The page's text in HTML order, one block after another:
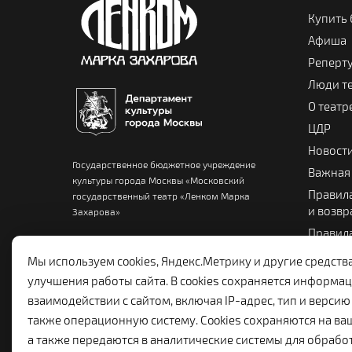
Государственное бюджетное учреждение
культуры города Москвы «Московский
государственный театр «Ленком Марка
Захарова»
Купить
Афиша
Люди
О
ЦДР
и
Мы используем cookies, Яндекс.Метрику и другие
улучшения работы сайта. В cookies сохраняется
взаимодействии с сайтом, включая IP-адрес, тип и версию
также операционную систему. Cookies сохраняются на
а также передаются в аналитические системы для